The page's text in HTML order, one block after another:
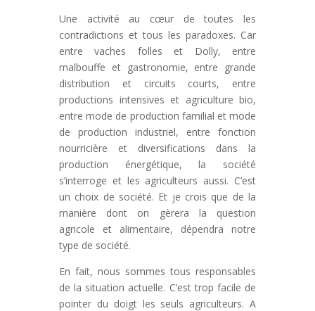
Une activité au cœur de toutes les
contradictions et tous les paradoxes. Car
entre vaches folles et Dolly, entre
malbouffe et gastronomie, entre grande
distribution et circuits courts, entre
productions intensives et agriculture bio,
entre mode de production familial et mode
de production industriel, entre fonction
nourricière et diversifications dans la
production énergétique, la société
s’interroge et les agriculteurs aussi. C’est
un choix de société. Et je crois que de la
manière dont on gèrera la question
agricole et alimentaire, dépendra notre
type de société.
En fait, nous sommes tous responsables
de la situation actuelle. C’est trop facile de
pointer du doigt les seuls agriculteurs. A